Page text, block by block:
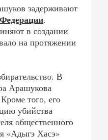
задерживают
.
в создании
на протяжении
В
Арашукова
того, его
убийства
общественного
«Адыгэ Хасэ»